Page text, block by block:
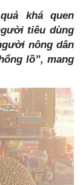
khá quen
tiêu dùng
nông dân
lồ”, mang